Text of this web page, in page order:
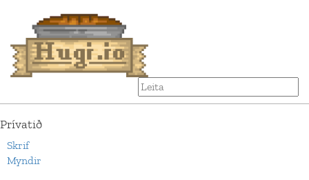
Prívatið
Skrif
Myndir